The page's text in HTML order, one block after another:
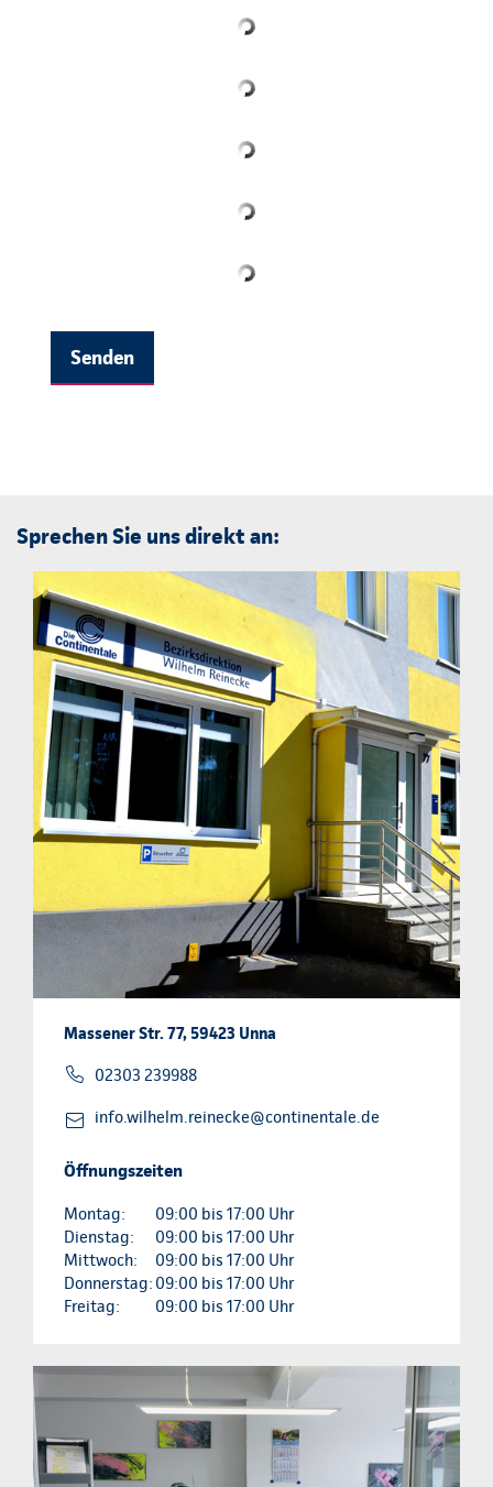
Senden
Sprechen Sie uns direkt an:
Massener Str. 77, 59423 Unna
02303 239988
info.wilhelm.reinecke@continentale.de
Öffnungszeiten
Montag:
09:00 bis 17:00 Uhr
Dienstag:
09:00 bis 17:00 Uhr
Mittwoch:
09:00 bis 17:00 Uhr
Donnerstag: 09:00 bis 17:00 Uhr
Freitag:
09:00 bis 17:00 Uhr